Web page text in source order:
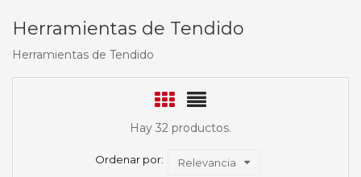
Herramientas de Tendido
Herramientas de Tendido
Hay 32 productos.
Ordenar por: Relevancia